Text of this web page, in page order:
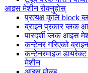
आइस मेशीन रोक्नुहोस्
प्रत्यक्ष कूलि block
ब्राइन प्रकार ब्लक
पारदर्शी ब्लक आइस
कन्टेनर गरिएको
कन्टेनरमाइज
मेशीन